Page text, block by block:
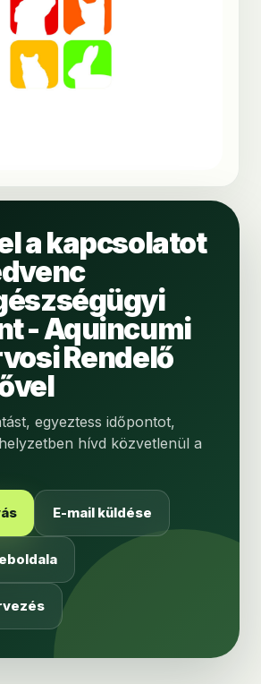
a kapcsolatot
- Aquincumi
Rendelő
egyeztess időpontot,
hívd közvetlenül a
E-mail küldése